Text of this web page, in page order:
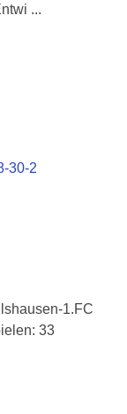
...
1.FC
33